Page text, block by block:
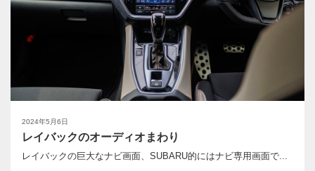
2024年5月6日
レイバックのオーディオまわり
レイバックの巨大なナビ画面、SUBARU的にはナビ専用画面で...